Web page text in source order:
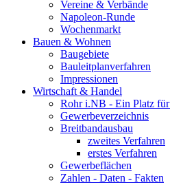
Vereine & Verbände
Napoleon-Runde
Wochenmarkt
Bauen & Wohnen
Baugebiete
Bauleitplanverfahren
Impressionen
Wirtschaft & Handel
Rohr i.NB - Ein Platz für
Gewerbeverzeichnis
Breitbandausbau
zweites Verfahren
erstes Verfahren
Gewerbeflächen
Zahlen - Daten - Fakten